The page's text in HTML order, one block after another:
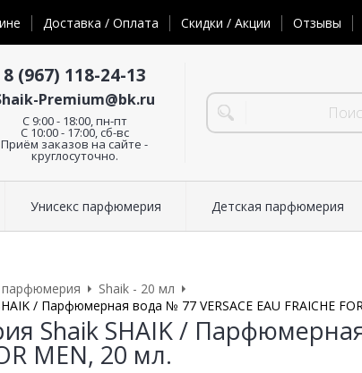
Доставка / Оплата Скидки / Акции Отзывы
8 (967) 118-24-13
Premium@bk.ru
C 9:00 - 18:00, пн-пт
С 10:00 - 17:00, сб-вс
Приём заказов на сайте -
круглосуточно.
Унисекс парфюмерия Детская парфюмерия
Shaik - 20 мл
/ Парфюмерная вода № 77 VERSACE EAU FRAICHE
Shaik SHAIK / Парфюмерная
MEN, 20 мл.